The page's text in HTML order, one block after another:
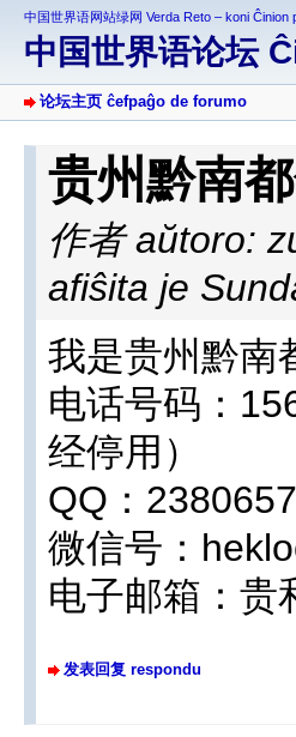
中国世界语网站绿网 Verda Reto – koni Ĉinion
中国世界语论坛
论坛主页 ĉefpaĝo de forumo
贵州黔南
作者 aŭtoro:
afiŝita je
我是贵州黔南
电话号码：
经停用）
QQ：
微信号：
电子邮箱：贵
发表回复 respondu